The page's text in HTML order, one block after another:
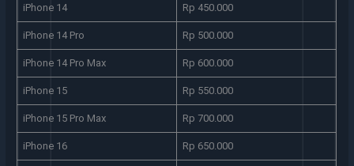
iPhone 14 Rp 450.000
iPhone 14 Pro Rp 500.000
iPhone 14 Pro Max Rp 600.000
iPhone 15 Rp 550.000
iPhone 15 Pro Max Rp 700.000
iPhone 16 Rp 650.000